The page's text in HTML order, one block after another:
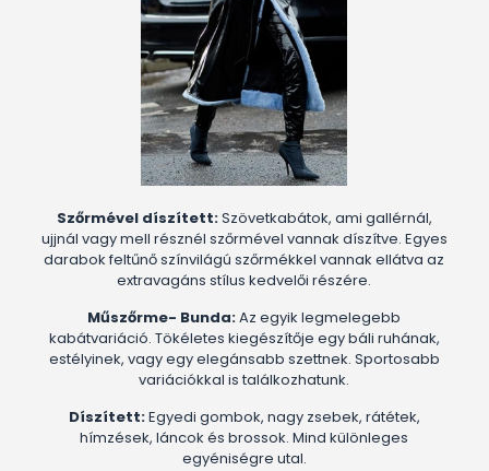
Szőrmével díszített:Szövetkabátok, ami gallérnál,
ujjnál vagy mell résznél szőrmével vannak díszítve. Egyes
darabok feltűnő színvilágú szőrmékkel vannak ellátva az
extravagáns stílus kedvelői részére.
Műszőrme- Bunda:Az egyik legmelegebb
kabátvariáció. Tökéletes kiegészítője egy báli ruhának,
estélyinek, vagy egy elegánsabb szettnek. Sportosabb
variációkkal is találkozhatunk.
Díszített:Egyedi gombok, nagy zsebek, rátétek,
hímzések, láncok és brossok. Mind különleges
egyéniségre utal.